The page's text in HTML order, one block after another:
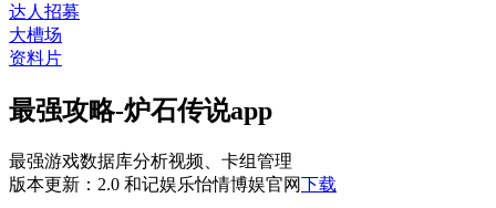
达人招募
大槽场
资料片
最强攻略-炉石传说app
最强游戏数据库分析视频、卡组管理
版本更新：2.0 和记娱乐怡情博娱官网下载